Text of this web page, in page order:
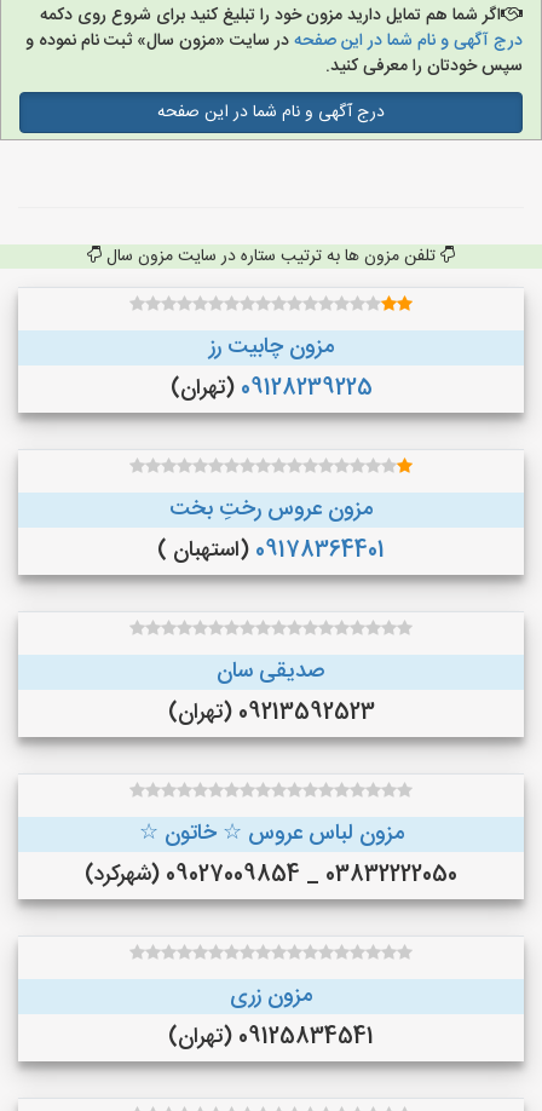
اگر شما هم تمایل دارید مزون خود را تبلیغ کنید برای شروع روی دکمه
درج آگهی و نام شما در این صفحهدر سایت «مزون سال» ثبت نام نموده و
سپس خودتان را معرفی کنید.
درج آگهی و نام شما در این صفحه
تلفن مزون ها به ترتیب ستاره در سایت مزون سال
مزون چابیت رز
09128239225 (تهران)
مزون عروس رختِ بخت
09178364401 (استهبان )
صدیقی سان
09213592523 (تهران)
مزون لباس عروس ☆ خاتون ☆
03832222050 _ 09027009854 (شهرکرد)
مزون زری
09125834541 (تهران)